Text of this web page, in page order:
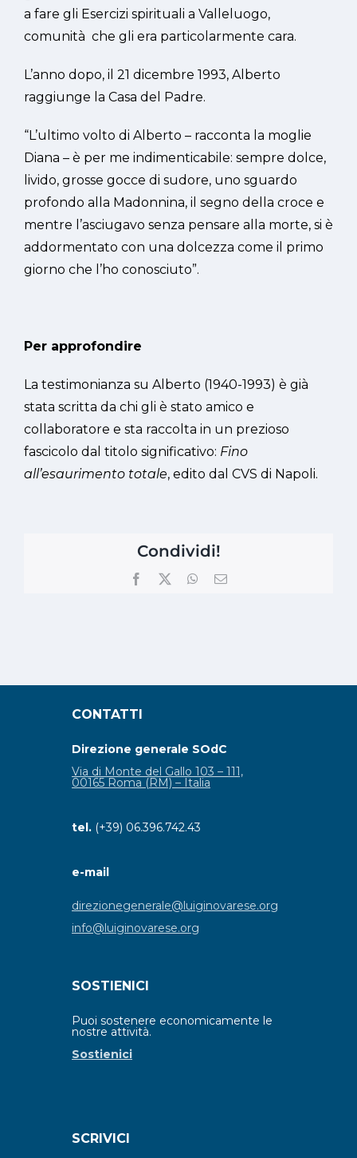
a fare gli Esercizi spirituali a Valleluogo,
comunità che gli era particolarmente cara.
L’anno dopo, il 21 dicembre 1993, Alberto
raggiunge la Casa del Padre.
“L’ultimo volto di Alberto – racconta la moglie
Diana – è per me indimenticabile: sempre dolce,
livido, grosse gocce di sudore, uno sguardo
profondo alla Madonnina, il segno della croce e
mentre l’asciugavo senza pensare alla morte, si è
addormentato con una dolcezza come il primo
giorno che l’ho conosciuto”.
Per approfondire
La testimonianza su Alberto (1940-1993) è già
stata scritta da chi gli è stato amico e
collaboratore e sta raccolta in un prezioso
fascicolo dal titolo significativo: Fino
all’esaurimento totale, edito dal CVS di Napoli.
Condividi!
Facebook WhatsApp
Email
CONTATTI
Direzione generale SOdC
Via di Monte del Gallo 103 – 111,
00165 Roma (RM) – Italia
tel. (+39) 06.396.742.43
e-mail
direzionegenerale@luiginovarese.org
info@luiginovarese.org
SOSTIENICI
Puoi sostenere economicamente le
nostre attività.
Sostienici
SCRIVICI